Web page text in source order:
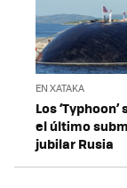
EN XATAKA
Los
el último
jubilar Rusia